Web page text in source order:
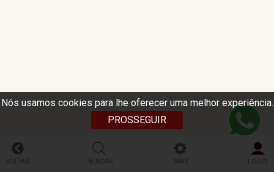
Nós usamos cookies para lhe oferecer uma melhor experiência.
PROSSEGUIR
VOLTAR BUSCAR MAIS LOGIN